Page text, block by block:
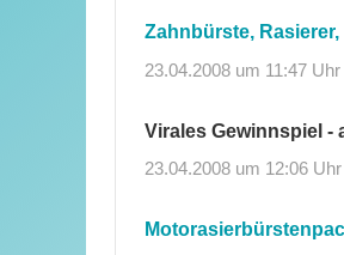
Zahnbürste,
23.04.2008 um 11:47 Uhr
Virales Gewinnspiel -
23.04.2008 um 12:06 Uhr